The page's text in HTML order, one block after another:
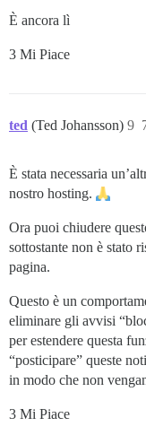
È ancora lì
3 Mi Piace
ted (Ted Johansson) 9
È stata necessaria
nostro hosting.
Ora puoi chiudere
sottostante non è stato
pagina.
Questo è un
eliminare gli avvisi
per estendere questa
“posticipare” queste
in modo che non
3 Mi Piace